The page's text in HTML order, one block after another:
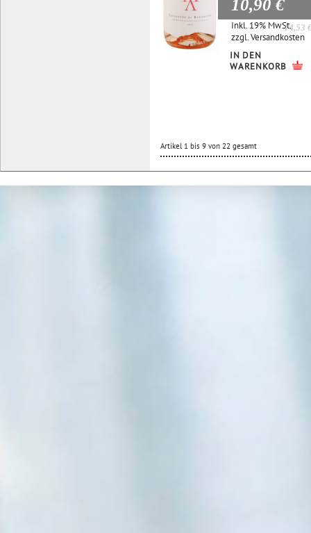
10,90 €
14,53
Inkl. 19% MwSt.
zzgl.Versandkosten
IN DEN
WARENKORB
Artikel 1 bis 9 von 22 gesamt